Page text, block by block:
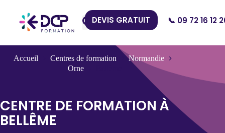
DEVIS GRATUIT 📞 09 72 16 12
Accueil Centres de formation
Normandie
Orne
CENTRE DE FORMATION À
BELLÊME